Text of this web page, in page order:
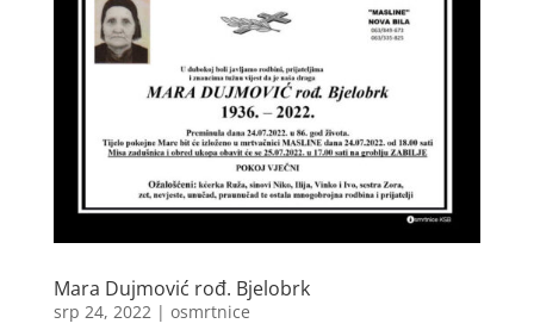
Mara Dujmović rođ. Bjelobrk
srp 24, 2022 | osmrtnice